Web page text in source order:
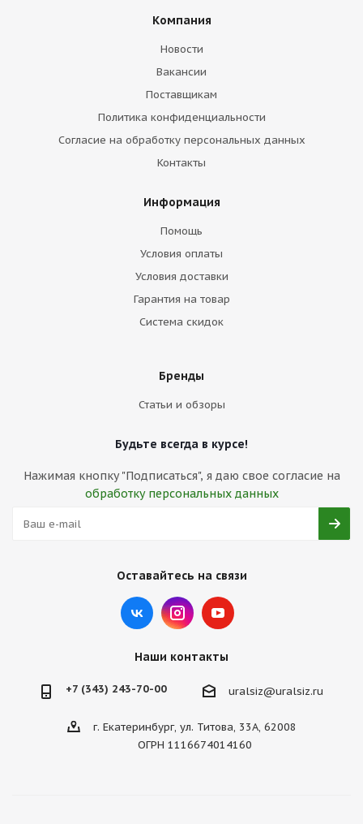
Компания
Новости
Вакансии
Поставщикам
Политика конфиденциальности
Согласие на обработку персональных данных
Контакты
Информация
Помощь
Условия оплаты
Условия доставки
Гарантия на товар
Система скидок
Бренды
Статьи и обзоры
Будьте всегда в курсе!
Нажимая кнопку "Подписаться", я даю свое согласие на
обработку персональных данных
Оставайтесь на связи
Наши контакты
+7 (343) 243-70-00 uralsiz@uralsiz.ru
г. Екатеринбург, ул. Титова, 33А, 62008
ОГРН 1116674014160